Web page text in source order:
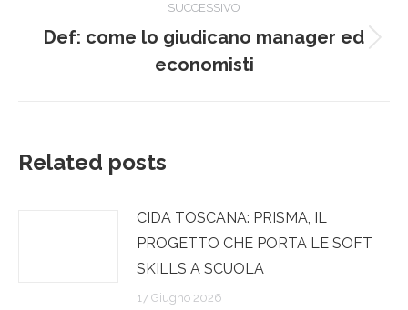
SUCCESSIVO
Prossimo
post:
Def: come lo giudicano manager ed
economisti
Related posts
CIDA TOSCANA: PRISMA, IL
PROGETTO CHE PORTA LE SOFT
SKILLS A SCUOLA
17 Giugno 2026